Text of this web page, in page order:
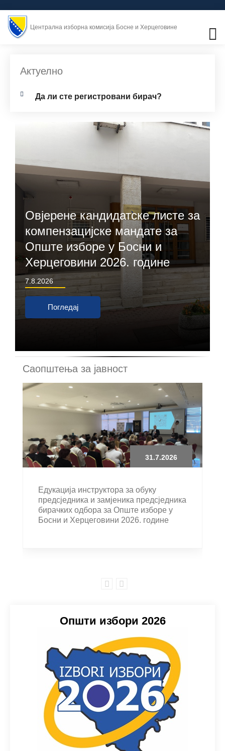
Централна изборна комисија Босне и Херцеговине
Актуелно
Дa ли стe рeгистрoвaни бирач?
Овјерене кандидатске листе за
компензацијске мандате за
Опште изборе у Босни и
Херцеговини 2026. године
7.8.2026
Погледај
Саопштења за јавност
31.7.2026
Едукација инструктора за обуку
предсједника и замјеника предсједника
бирачких одбора за Опште изборе у
Босни и Херцеговини 2026. године
Општи избори 2026